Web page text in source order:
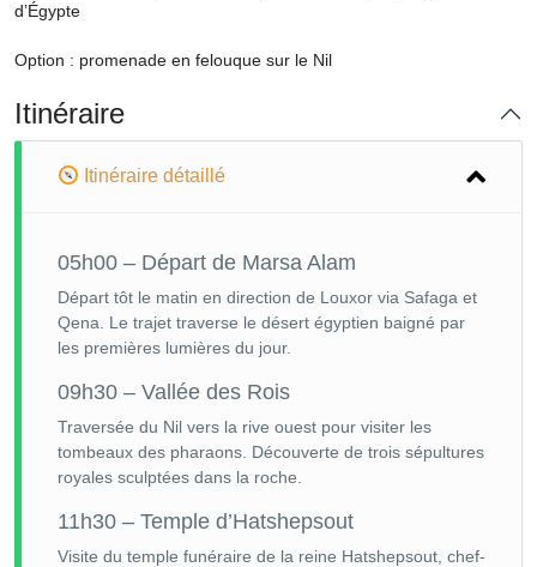
d’Égypte
Option : promenade en felouque sur le Nil
Itinéraire
Itinéraire détaillé
05h00 – Départ de Marsa Alam
Départ tôt le matin en direction de Louxor via Safaga et
Qena. Le trajet traverse le désert égyptien baigné par
les premières lumières du jour.
09h30 – Vallée des Rois
Traversée du Nil vers la rive ouest pour visiter les
tombeaux des pharaons. Découverte de trois sépultures
royales sculptées dans la roche.
11h30 – Temple d’Hatshepsout
Visite du temple funéraire de la reine Hatshepsout, chef-